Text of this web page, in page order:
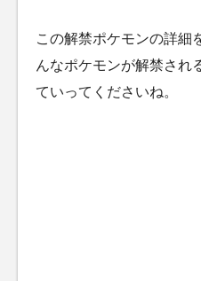
この解禁ポケモンの詳細
んなポケモンが解禁され
ていってくださいね。